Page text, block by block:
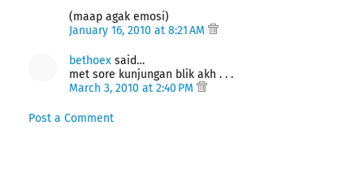
(maap agak emosi)
January 16, 2010 at 8:21 AM
bethoex said…
met sore kunjungan blik akh . . .
March 3, 2010 at 2:40 PM
Post a Comment